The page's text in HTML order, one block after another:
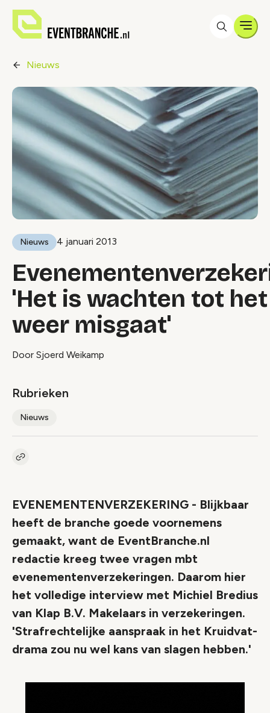
Nieuws
Nieuws 4 januari 2013
'Het is wachten tot het
weer misgaat'
Door Sjoerd Weikamp
Rubrieken
Nieuws
Kopieer link naar artikel
EVENEMENTENVERZEKERING - Blijkbaar
heeft de branche goede voornemens
gemaakt, want de EventBranche.nl
redactie kreeg twee vragen mbt
evenementenverzekeringen. Daarom hier
het volledige interview met Michiel Bredius
van Klap B.V. Makelaars in verzekeringen.
'Strafrechtelijke aanspraak in het Kruidvat-
drama zou nu wel kans van slagen hebben.'